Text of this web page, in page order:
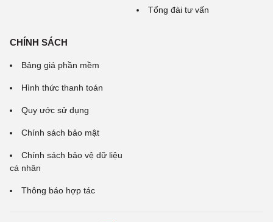
Tổng đài tư vấn
CHÍNH SÁCH
Bảng giá phần mềm
Hình thức thanh toán
Quy ước sử dụng
Chính sách bảo mật
Chính sách bảo vệ dữ liệu
cá nhân
Thông báo hợp tác